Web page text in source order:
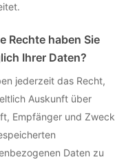
Rechte haben Sie
Ihrer Daten?
jederzeit das Recht,
Auskunft über
Empfänger und Zweck
Daten zu